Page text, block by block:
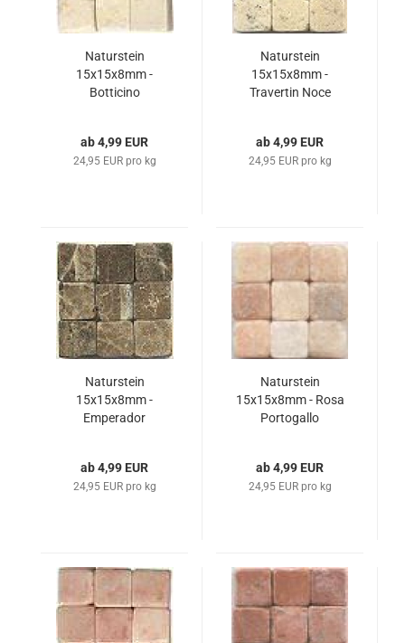
Naturstein
15x15x8mm -
Botticino
ab 4,99 EUR
24,95 EUR pro kg
Naturstein
15x15x8mm -
Travertin Noce
ab 4,99 EUR
24,95 EUR pro kg
Naturstein
15x15x8mm -
Emperador
ab 4,99 EUR
24,95 EUR pro kg
Naturstein
15x15x8mm - Rosa
Portogallo
ab 4,99 EUR
24,95 EUR pro kg